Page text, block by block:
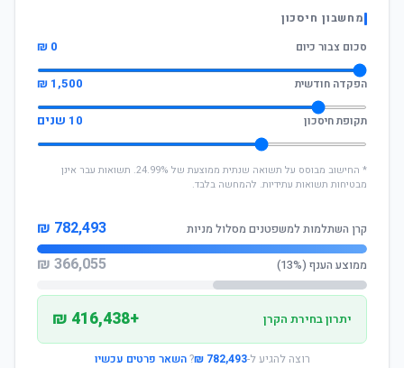
מחשבון חיסכון
סכום צבור כיום
0 ₪
הפקדה חודשית 1,500 ₪
תקופת חיסכון 10 שנים
* החישוב מבוסס על תשואה שנתית ממוצעת של 24.99%. תשואות עבר אינן
מבטיחות תשואות עתידיות. להמחשה בלבד.
קרן השתלמות למשפטנים מסלול מניות 782,493 ₪
ממוצע הענף (13%) 366,055 ₪
יתרון בחירת הקרן +416,438 ₪
רוצה להגיע ל-782,493 ₪
?השאר פרטים עכשיו